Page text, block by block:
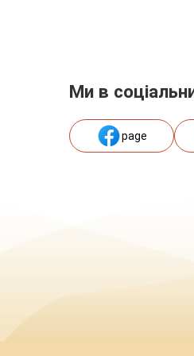
Ми в
page